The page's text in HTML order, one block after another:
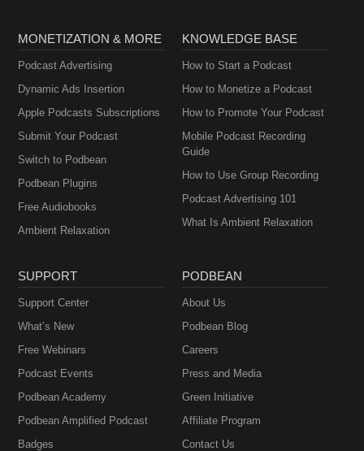
MONETIZATION & MORE
Podcast Advertising
Dynamic Ads Insertion
Apple Podcasts Subscriptions
Submit Your Podcast
Switch to Podbean
Podbean Plugins
Free Audiobooks
Ambient Relaxation
KNOWLEDGE BASE
How to Start a Podcast
How to Monetize a Podcast
How to Promote Your Podcast
Mobile Podcast Recording
Guide
How to Use Group Recording
Podcast Advertising 101
What Is Ambient Relaxation
SUPPORT
Support Center
What’s New
Free Webinars
Podcast Events
Podbean Academy
Podbean Amplified Podcast
Badges
PODBEAN
About Us
Podbean Blog
Careers
Press and Media
Green Initiative
Affiliate Program
Contact Us